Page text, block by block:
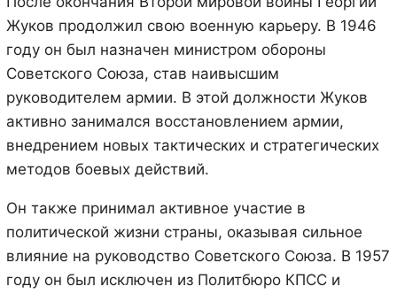
Жуков продолжил свою военную карьеру. В 1946
году он был назначен министром обороны
Советского Союза, став наивысшим
руководителем армии. В этой должности Жуков
активно занимался восстановлением армии,
внедрением новых тактических и стратегических
методов боевых действий.
Он также принимал активное участие в
политической жизни страны, оказывая сильное
влияние на руководство Советского Союза. В 1957
году он был исключен из Политбюро КПСС и